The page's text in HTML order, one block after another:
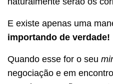
E existe apenas uma
importando de verdade!
Quando esse for o seu
negociação e em